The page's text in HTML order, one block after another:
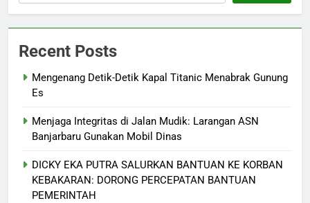
Recent Posts
Mengenang Detik-Detik Kapal Titanic Menabrak Gunung
Es
Menjaga Integritas di Jalan Mudik: Larangan ASN
Banjarbaru Gunakan Mobil Dinas
DICKY EKA PUTRA SALURKAN BANTUAN KE KORBAN
KEBAKARAN: DORONG PERCEPATAN BANTUAN
PEMERINTAH